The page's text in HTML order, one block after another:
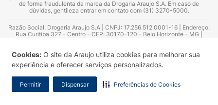
Cookies: O site da Araujo utiliza cookies para melhorar sua
experiência e oferecer serviços personalizados.
Permitir Dispensar Preferências de Cookies
de forma fraudulenta da marca da Drogaria Araujo S.A. Em caso de
dúvidas, gentileza entrar em contato com (31) 3270-5000.
Razão Social: Drogaria Araujo S.A | CNPJ: 17.256.512.0001-16 | Endereço:
Rua Curitiba 327 - Centro - CEP: 30170-120 - Belo Horizonte - MG |
Azevedo Guimarães – CRF 10.965 | Yasmin Silva Alvarenga – CRF 52.584 -
Consultor substituto: Thiago Aguiar Pinheiro - CRF Nº 13.748. Alvará
Sanitário: 2025020713 | Autorização de Funcionamento da Empresa (AFE):